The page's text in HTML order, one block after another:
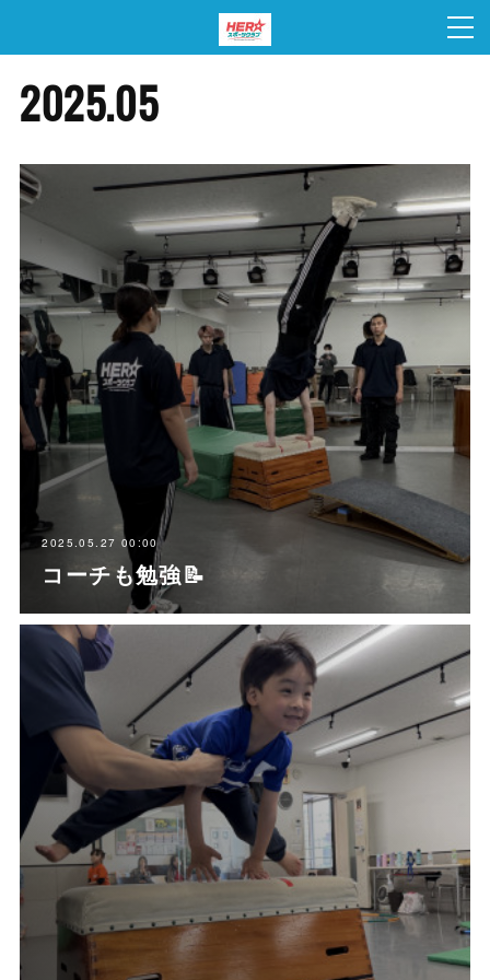
2025.05
2025.05.27 00:00
コーチも勉強📝